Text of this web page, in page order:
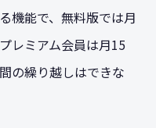
機能で、無料版では月
レミアム会員は月15
の繰り越しはできな